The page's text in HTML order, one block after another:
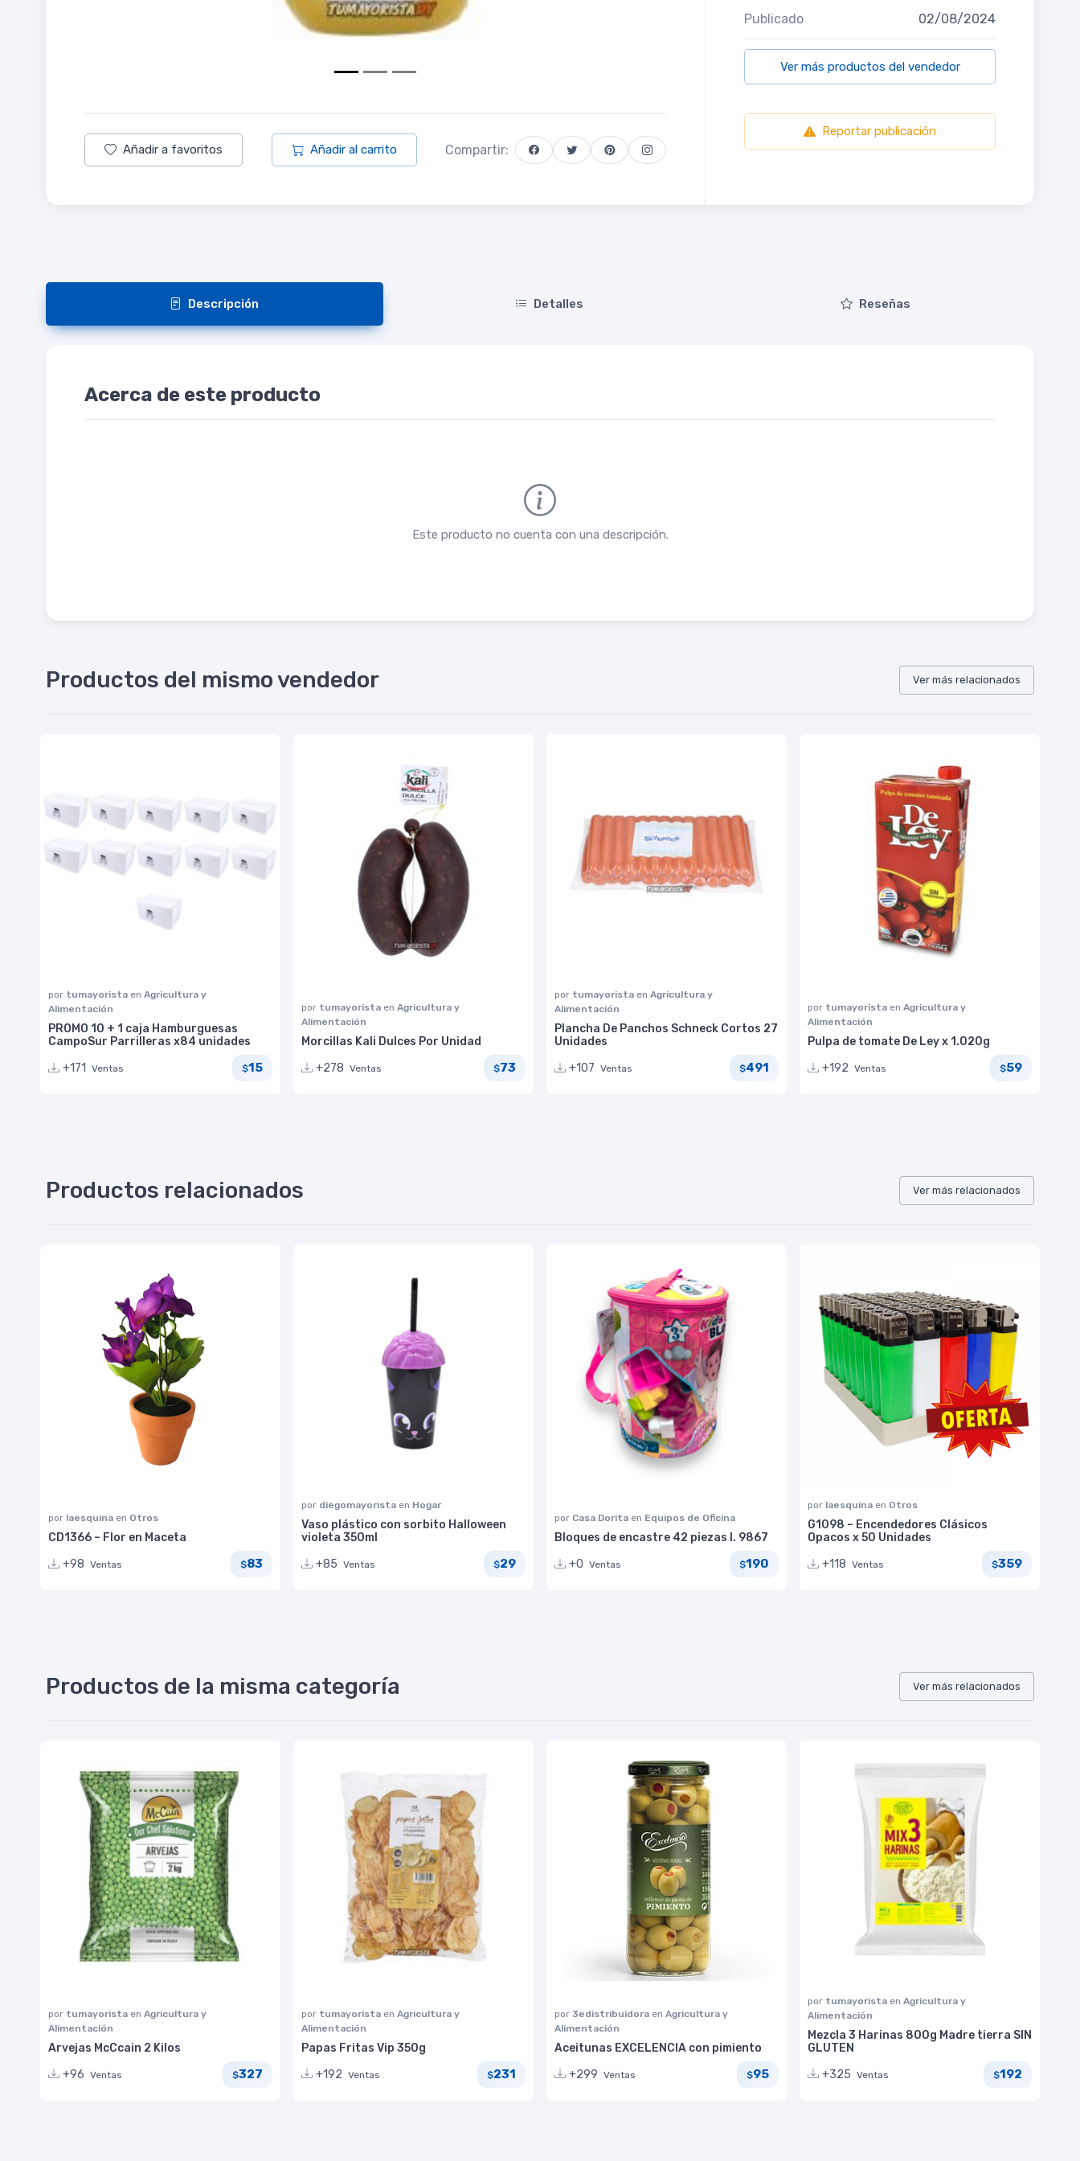
Añadir a favoritos Añadir al carrito Compartir:
Publicado 02/08/2024
Ver más productos del vendedor
Reportar publicación
Descripción Detalles Reseñas
Acerca de este producto
Este producto no cuenta con una descripción.
Productos del mismo vendedor Ver más relacionados
por tumayorista en Agricultura y
Alimentación
PROMO 10 + 1 caja Hamburguesas
CampoSur Parrilleras x84 unidades
+171
Ventas $15
por tumayorista en Agricultura y
Alimentación
Morcillas Kali Dulces Por Unidad
+278 Ventas $73
por tumayorista en Agricultura y
Alimentación
Plancha De Panchos Schneck Cortos 27
Unidades
+107 Ventas $491
por tumayorista en Agricultura y
Alimentación
Pulpa de tomate De Ley x 1.020g
+192 Ventas $59
Productos relacionados Ver más relacionados
por laesquina en Otros
CD1366 – Flor en Maceta
+98 Ventas $83
por diegomayorista en Hogar
Vaso plástico con sorbito Halloween
violeta 350ml
+85 Ventas $29
por Casa Dorita en Equipos de Oficina
Bloques de encastre 42 piezas I. 9867
+0 Ventas $190
por laesquina en Otros
G1098 – Encendedores Clásicos
Opacos x 50 Unidades
+118 Ventas $359
Productos de la misma categoría Ver más relacionados
por tumayorista en Agricultura y
Alimentación
Arvejas McCcain 2 Kilos
+96 Ventas $327
por tumayorista en Agricultura y
Alimentación
Papas Fritas Vip 350g
+192 Ventas $231
por 3edistribuidora en Agricultura y
Alimentación
Aceitunas EXCELENCIA con pimiento
+299 Ventas $95
por tumayorista en Agricultura y
Alimentación
Mezcla 3 Harinas 800g Madre tierra SIN
GLUTEN
+325 Ventas $192